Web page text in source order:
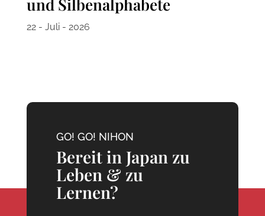
und Silbenalphabete
22 - Juli - 2026
GO! GO! NIHON
Bereit in Japan zu
Leben & zu
Lernen?